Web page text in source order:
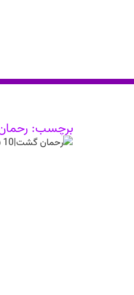
برچسب: رحمان گشت|10